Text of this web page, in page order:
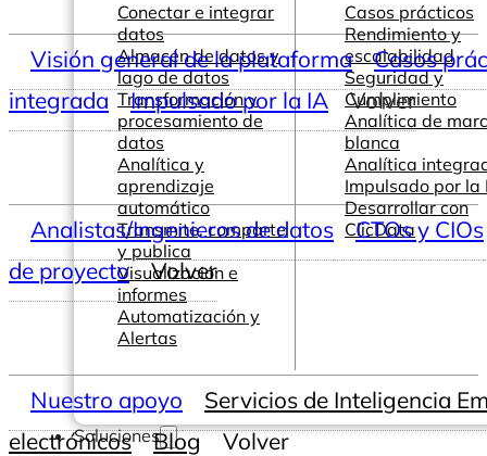
Conectar e integrar
datos
Almacén de datos y
lago de datos
Transformación y
procesamiento de
datos
Analítica y
aprendizaje
automático
Transmite, comparte
y publica
Visualización e
informes
Automatización y
Alertas
Casos prácticos
Rendimiento y
escalabilidad
Seguridad y
Cumplimiento
Analítica de
blanca
Analítica
Impulsado por la
Desarrollar con
ClicData
Soluciones
Visión general de la plataforma
Casos
integrada
Impulsado por la IA Volver
Analistas/Ingenieros de datos
CTOs y CIOs
de proyecto
Volver
Nuestro apoyo
Servicios de Inteligencia
electrónicos
Blog Volver